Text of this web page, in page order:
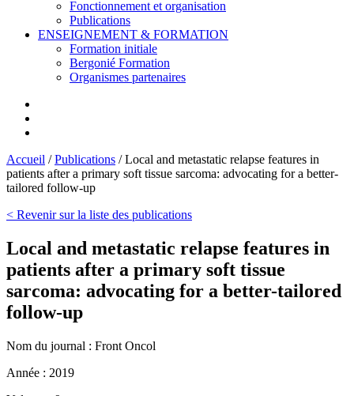
Fonctionnement et organisation
Publications
ENSEIGNEMENT & FORMATION
Formation initiale
Bergonié Formation
Organismes partenaires
Accueil /Publications /Local and metastatic relapse features in
patients after a primary soft tissue sarcoma: advocating for a better-
tailored follow-up
< Revenir sur la liste des publications
Local and metastatic relapse features in
patients after a primary soft tissue
sarcoma: advocating for a better-tailored
follow-up
Nom du journal : Front Oncol
Année : 2019